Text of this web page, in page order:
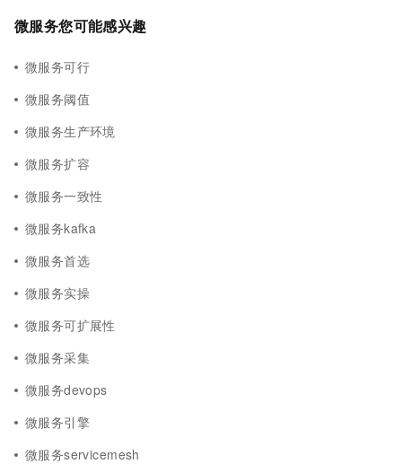
微服务您可能感兴趣
微服务可行
微服务阈值
微服务生产环境
微服务扩容
微服务一致性
微服务kafka
微服务首选
微服务实操
微服务可扩展性
微服务采集
微服务devops
微服务引擎
微服务servicemesh